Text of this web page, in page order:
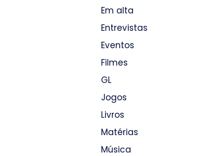
Em alta
Entrevistas
Eventos
Filmes
GL
Jogos
Livros
Matérias
Música